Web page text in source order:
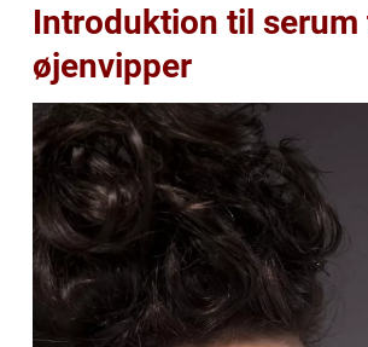
Introduktion til serum
øjenvipper